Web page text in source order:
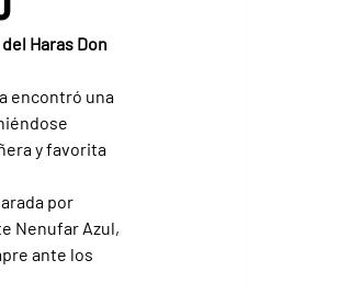
Haras Don
encontró una
y favorita
por
Nenufar Azul,
ante los